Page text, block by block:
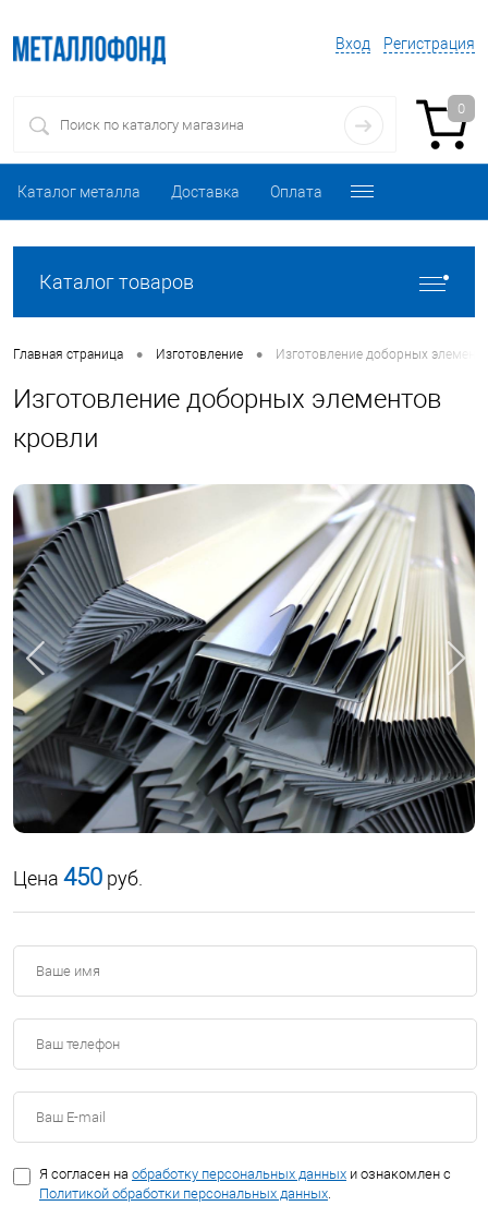
Вход Регистрация
0
Каталог металла Доставка Оплата
Каталог товаров
Главная страница • Изготовление • Изготовление доборных
Изготовление доборных элементов
кровли
Цена 450 руб.
Я согласен на обработку персональных данных и ознакомлен с
Политикой обработки персональных данных.